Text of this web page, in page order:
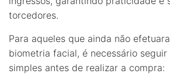
torcedores.
Para aqueles que ainda não
biometria facial, é necessário seguir
simples antes de realizar a compra: